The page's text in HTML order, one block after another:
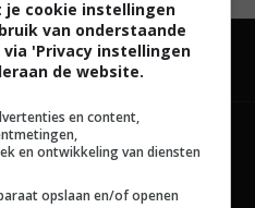
je cookie instellingen
van onderstaande
'Privacy instellingen
de website.
en content,
en ontwikkeling van diensten
opslaan en/of openen